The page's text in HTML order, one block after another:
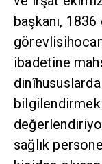
başkanı,
ibadetine
dinîhususlarda
bilgilendirmek
sağlık